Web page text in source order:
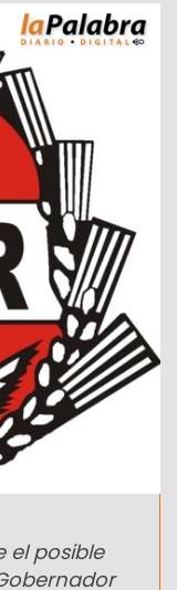
el posible